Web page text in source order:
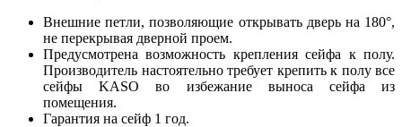
Внешние петли, позволяющие открывать дверь на 180°,
не перекрывая дверной проем.
Предусмотрена возможность крепления сейфа к полу.
Производитель настоятельно требует крепить к полу все
сейфы KASO во избежание выноса сейфа из
помещения.
Гарантия на сейф 1 год.